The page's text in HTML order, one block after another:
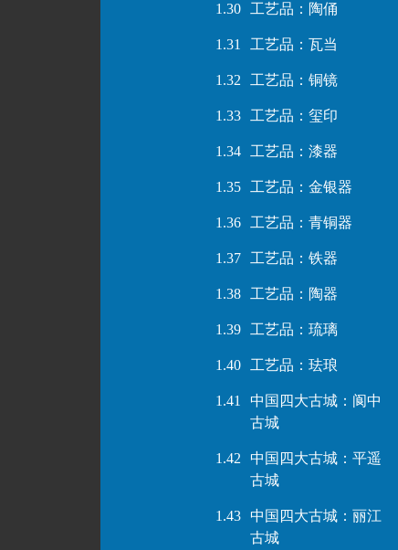
1.30 工艺品：陶俑
1.31 工艺品：瓦当
1.32 工艺品：铜镜
1.33 工艺品：玺印
1.34 工艺品：漆器
1.35 工艺品：金银器
1.36 工艺品：青铜器
1.37 工艺品：铁器
1.38 工艺品：陶器
1.39 工艺品：琉璃
1.40 工艺品：珐琅
1.41
中国四大古城：阆中
古城
1.42
中国四大古城：平遥
古城
1.43
中国四大古城：丽江
古城